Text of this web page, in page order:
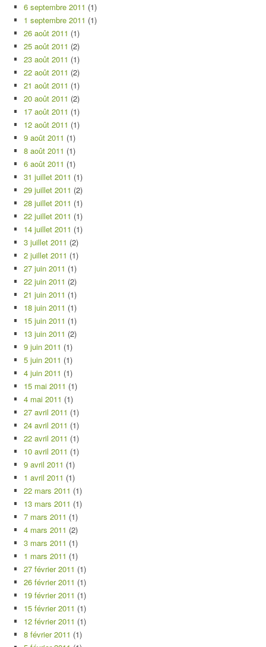
6 septembre 2011 (1)
1 septembre 2011 (1)
26 août 2011 (1)
25 août 2011 (2)
23 août 2011 (1)
22 août 2011 (2)
21 août 2011 (1)
20 août 2011 (2)
17 août 2011 (1)
12 août 2011 (1)
9 août 2011 (1)
8 août 2011 (1)
6 août 2011 (1)
31 juillet 2011 (1)
29 juillet 2011 (2)
28 juillet 2011 (1)
22 juillet 2011 (1)
14 juillet 2011 (1)
3 juillet 2011 (2)
2 juillet 2011 (1)
27 juin 2011 (1)
22 juin 2011 (2)
21 juin 2011 (1)
18 juin 2011 (1)
15 juin 2011 (1)
13 juin 2011 (2)
9 juin 2011 (1)
5 juin 2011 (1)
4 juin 2011 (1)
15 mai 2011 (1)
4 mai 2011 (1)
27 avril 2011 (1)
24 avril 2011 (1)
22 avril 2011 (1)
10 avril 2011 (1)
9 avril 2011 (1)
1 avril 2011 (1)
22 mars 2011 (1)
13 mars 2011 (1)
7 mars 2011 (1)
4 mars 2011 (2)
3 mars 2011 (1)
1 mars 2011 (1)
27 février 2011 (1)
26 février 2011 (1)
19 février 2011 (1)
15 février 2011 (1)
12 février 2011 (1)
8 février 2011 (1)